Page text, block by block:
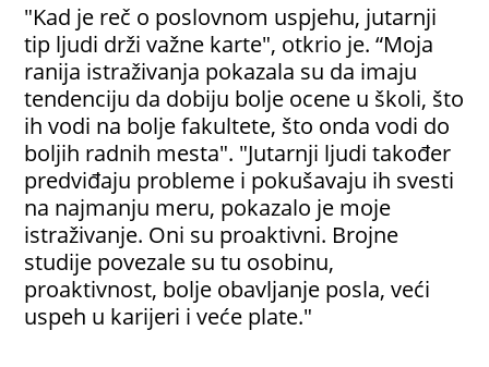
"Kad je reč o poslovnom uspjehu, jutarnji
tip ljudi drži važne karte", otkrio je. “Moja
ranija istraživanja pokazala su da imaju
tendenciju da dobiju bolje ocene u školi, što
ih vodi na bolje fakultete, što onda vodi do
boljih radnih mesta". "Jutarnji ljudi također
predviđaju probleme i pokušavaju ih svesti
na najmanju meru, pokazalo je moje
istraživanje. Oni su proaktivni. Brojne
studije povezale su tu osobinu,
proaktivnost, bolje obavljanje posla, veći
uspeh u karijeri i veće plate."